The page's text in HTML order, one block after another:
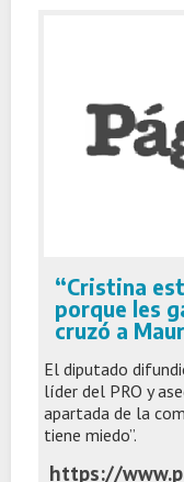
“Cristina
porque les
cruzó a
El diputado
líder del PRO y
apartada de la
tiene miedo”.